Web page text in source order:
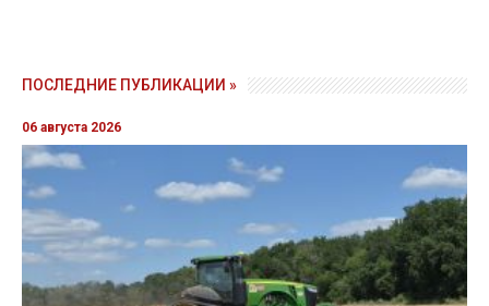
ПОСЛЕДНИЕ ПУБЛИКАЦИИ »
06 августа 2026